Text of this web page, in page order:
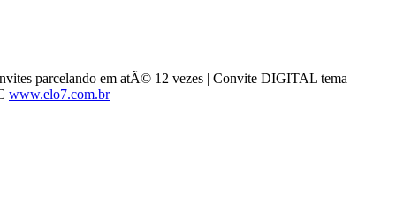
parcelando em atÃ© 12 vezes | Convite DIGITAL tema
www.elo7.com.br